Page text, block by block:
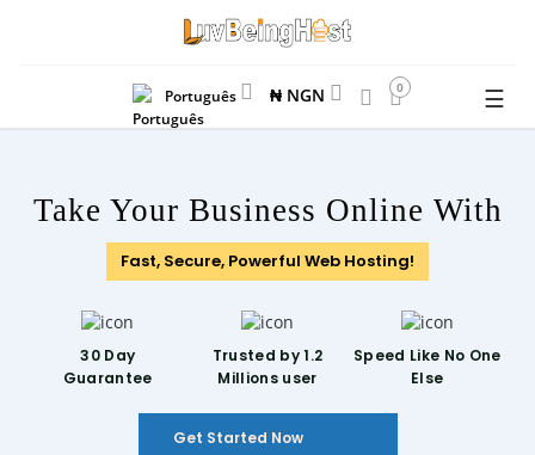
Português ₦ NGN 0 ☰
Take Your Business Online With
Fast, Secure, Powerful Web Hosting!
30 Day
Guarantee
Trusted by 1.2
Millions user
Speed Like No One
Else
Get Started Now